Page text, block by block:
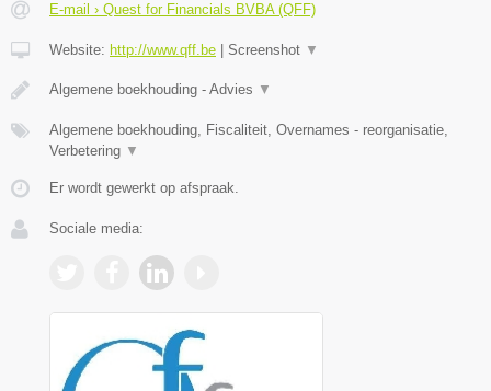
E-mail › Quest for Financials BVBA (QFF)
Website: http://www.qff.be Screenshot ▼
Algemene boekhouding - Advies ▼
Algemene boekhouding, Fiscaliteit, Overnames - reorganisatie,
Verbetering ▼
Er wordt gewerkt op afspraak.
Sociale media: